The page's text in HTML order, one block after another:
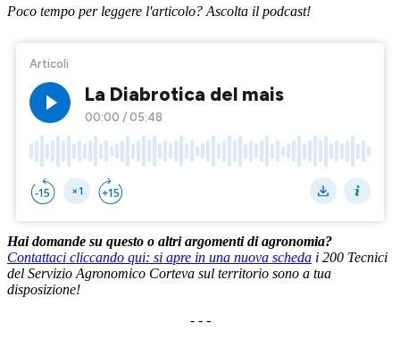
Poco tempo per leggere l'articolo? Ascolta il podcast!
Hai domande su questo o altri argomenti di agronomia?
Contattaci cliccando qui: si apre in una nuova scheda i 200 Tecnici
del Servizio Agronomico Corteva sul territorio sono a tua
disposizione!
- - -